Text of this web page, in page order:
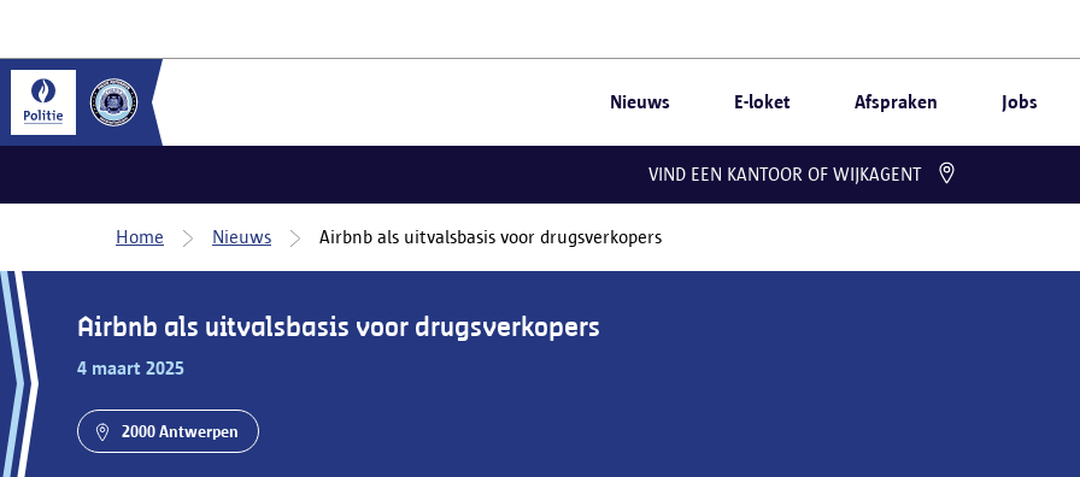
Nieuws E-loket Afspraken Jobs
VIND EEN KANTOOR OF WIJKAGENT
Home Nieuws Airbnb als uitvalsbasis voor drugsverkopers
Airbnb als uitvalsbasis voor drugsverkopers
4 maart 2025
2000 Antwerpen